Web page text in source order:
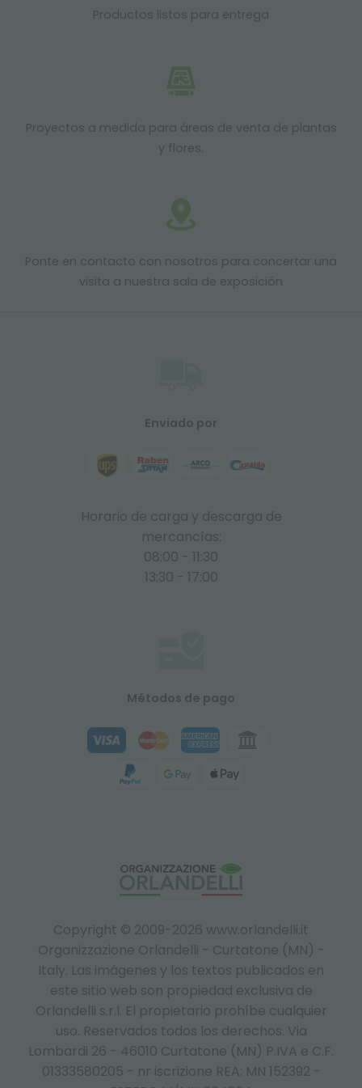
Productos listos para entrega
Proyectos a medida para áreas de venta de plantas
y flores.
Ponte en contacto con nosotros para concertar una
visita a nuestra sala de exposición
Copyright © 2009-2026 www.orlandelli.it
Organizzazione Orlandelli - Curtatone (MN) -
Italy. Las imágenes y los textos publicados en
este sitio web son propiedad exclusiva de
Orlandelli s.r.l. El propietario prohíbe cualquier
uso. Reservados todos los derechos. Via
Lombardi 26 - 46010 Curtatone (MN) P.IVA e C.F.
01333580205 - nr iscrizione REA: MN 152392 -
Enviado por
Horario de carga y descarga de
mercancías:
08:00 - 11:30
13:30 - 17:00
Métodos de pago